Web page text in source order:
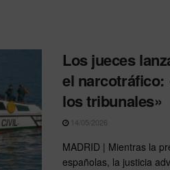
Los jueces
el narcotráfico:
los tribunales»
14/05/2026
MADRID | Mientras la
españolas, la justicia